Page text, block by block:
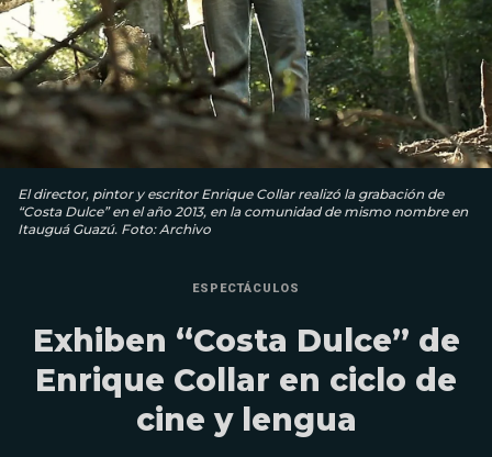
El director, pintor y escritor Enrique Collar realizó la grabación de
“Costa Dulce” en el año 2013, en la comunidad de mismo nombre en
Itauguá Guazú. Foto: Archivo
ESPECTÁCULOS
Exhiben “Costa Dulce” de
Enrique Collar en ciclo de
cine y lengua